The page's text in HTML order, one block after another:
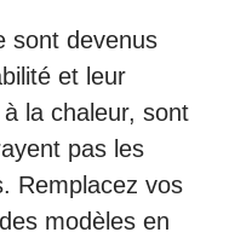
sont devenus
et leur
la chaleur, sont
pas les
Remplacez vos
modèles en